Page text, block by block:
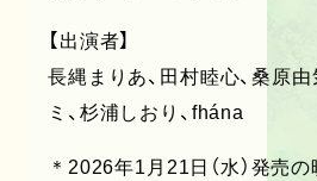
【出演者】
長縄まりあ、田村睦心、桑原
ミ、杉浦しおり、fhána
＊2026年1月21日（水）発売